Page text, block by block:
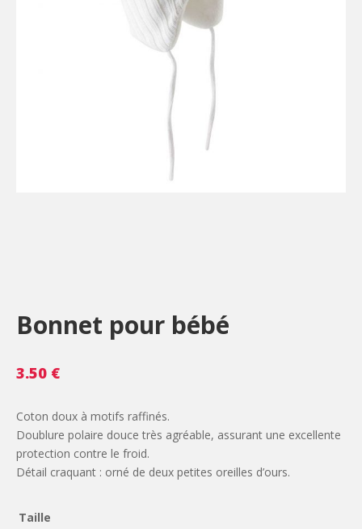
Bonnet pour bébé
3.50 €
Coton doux à motifs raffinés.
Doublure polaire douce très agréable, assurant une excellente
protection contre le froid.
Détail craquant : orné de deux petites oreilles d’ours.
Taille